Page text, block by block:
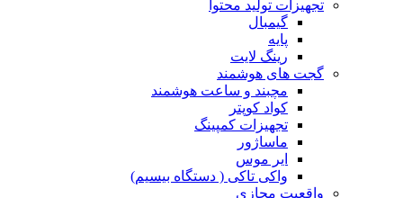
تجهیزات تولید محتوا
گیمبال
پایه
رینگ لایت
گجت های هوشمند
مچبند و ساعت هوشمند
کواد کوپتر
تجهیزات کمپینگ
ماساژور
ایر موس
واکی تاکی ( دستگاه بیسیم)
واقعیت مجازی